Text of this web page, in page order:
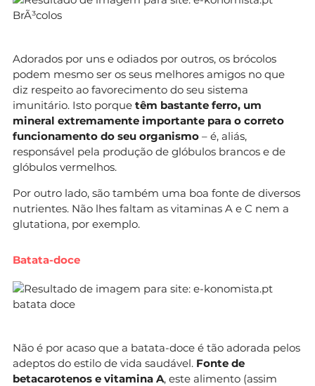
Adorados por uns e odiados por outros, os brócolos
podem mesmo ser os seus melhores amigos no que
diz respeito ao favorecimento do seu sistema
imunitário. Isto porque têm bastante ferro, um
mineral extremamente importante para o correto
funcionamento do seu organismo – é, aliás,
responsável pela produção de glóbulos brancos e de
glóbulos vermelhos.
Por outro lado, são também uma boa fonte de diversos
nutrientes. Não lhes faltam as vitaminas A e C nem a
glutationa, por exemplo.
Batata-doce
Não é por acaso que a batata-doce é tão adorada pelos
adeptos do estilo de vida saudável. Fonte de
betacarotenos e vitamina A, este alimento (assim